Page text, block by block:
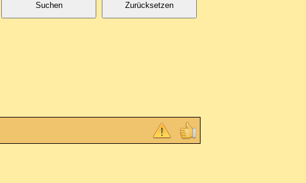
Suchen Zurücksetzen